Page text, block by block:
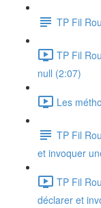
TP Fil
TP Fil
null (2:07)
Les
TP Fil
et invoquer
TP Fil
déclarer et